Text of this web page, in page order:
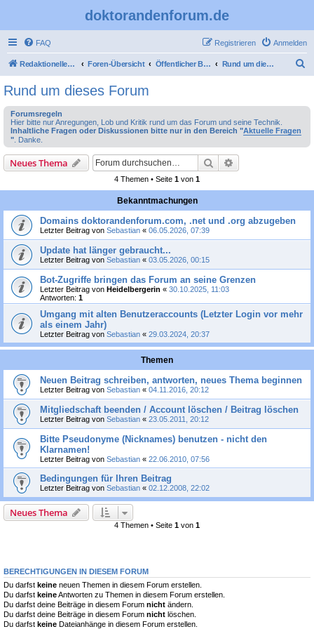
doktorandenforum.de
FAQ Anmelden
Registrieren
Redaktioneller Teil Foren-Übersicht Öffentlicher Bereich Rund um dieses Forum
Rund um dieses Forum
Forumsregeln
Hier bitte nur Anregungen, Lob und Kritik rund um das Forum und seine Technik.
Inhaltliche Fragen oder Diskussionen bitte nur in den Bereich "Aktuelle Fragen
" . Danke.
Neues Thema Suche
4 Themen • Seite 1 von 1
Bekanntmachungen
Domains doktorandenforum.com, .net und .org abzugeben
Letzter Beitrag von Sebastian « 06.05.2026, 07:39
Update hat länger gebraucht...
Letzter Beitrag von Sebastian « 03.05.2026, 00:15
Bot-Zugriffe bringen das Forum an seine Grenzen
Letzter Beitrag von Heidelbergerin « 30.10.2025, 11:03
Antworten: 1
Umgang mit alten Benutzeraccounts (Letzter Login vor mehr
als einem Jahr)
Letzter Beitrag von Sebastian « 29.03.2024, 20:37
Themen
Neuen Beitrag schreiben, antworten, neues Thema beginnen
Letzter Beitrag von Sebastian « 04.11.2016, 20:12
Mitgliedschaft beenden / Account löschen / Beitrag löschen
Letzter Beitrag von Sebastian « 23.05.2011, 20:12
Bitte Pseudonyme (Nicknames) benutzen - nicht den
Klarnamen!
Letzter Beitrag von Sebastian « 22.06.2010, 07:56
Bedingungen für Ihren Beitrag
Letzter Beitrag von Sebastian « 02.12.2008, 22:02
Neues Thema
4 Themen • Seite 1 von 1
BERECHTIGUNGEN IN DIESEM FORUM
Du darfst keine neuen Themen in diesem Forum erstellen.
Du darfst keineAntworten zu Themen in diesem Forum erstellen.
Du darfst deine Beiträge in diesem Forum nicht ändern.
Du darfst deine Beiträge in diesem Forum nicht löschen.
Du darfst keine Dateianhänge in diesem Forum erstellen.